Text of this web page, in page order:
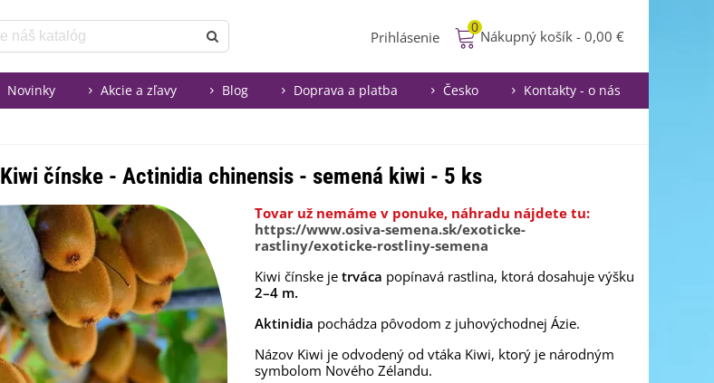
Prihlásenie
0
Nákupný košík - 0,00 €
Novinky Akcie a zľavy Blog Doprava a platba Česko Kontakty - o nás
Kiwi čínske - Actinidia chinensis - semená kiwi - 5 ks
Tovar už nemáme v ponuke, náhradu nájdete tu:
https://www.osiva-semena.sk/exoticke-
rastliny/exoticke-rostliny-semena
Kiwi čínske je trváca popínavá rastlina, ktorá dosahuje výšku
2–4 m.
Aktinidia pochádza pôvodom z juhovýchodnej Ázie.
Názov Kiwi je odvodený od vtáka Kiwi, ktorý je národným
symbolom Nového Zélandu.